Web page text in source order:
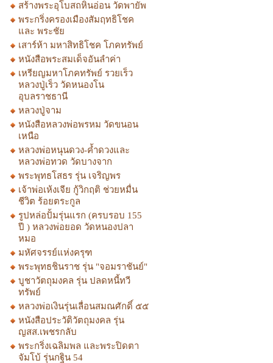
สร้างพระอุโบสถหินอ่อน วัดพายัพ
พระกริ่งครองเมืองสัมฤทธิโชค
และ พระชัย
เสาร์ห้า มหาสิทธิโชค โภคทรัพย์
หนังสือพระสมเด็จอันลำค่า
เหรียญมหาโภคทรัพย์ รวยเร็ว
หลวงปู่เร็ว วัดหนองโน
อุบลราชธานี
หลวงปู่จาม
หนังสือหลวงพ่อพรหม วัดขนอน
เหนือ
หลวงพ่อหนุนดวง-ค้ำดวงและ
หลวงพ่อทวด วัดบางจาก
พระพุทธโสธร รุ่น เจริญพร
เจ้าพ่อเห้งเจีย กู้วิกฤติ ช่วยหมื่น
ชีวิต ร้อยตระกูล
รูปหล่อปั้มรุ่นแรก (ครบรอบ 155
ปี ) หลวงพ่อยอด วัดหนองปลา
หมอ
มหัศจรรย์แห่งครุฑ
พระพุทธชินราช รุ่น "จอมราชันย์"
บูชาวัตถุมงคล รุ่น ปลดหนี้ทวี
ทรัพย์
หลวงพ่อเงินรุ่นเลื่อนสมณศักดิ์ ๕๕
หนังสือประวัติวัตถุมงคล รุ่น
ญสส.เพชรกลับ
พระกริ่งเฉลิมพล และพระปิดตา
จัมโบ้ รุ่นกฐิน 54